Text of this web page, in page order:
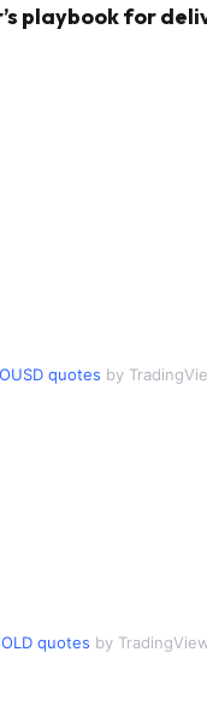
playbook for
quotes by
quotes by